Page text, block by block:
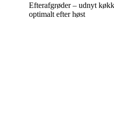
Efterafgrøder – udnyt
optimalt efter høst